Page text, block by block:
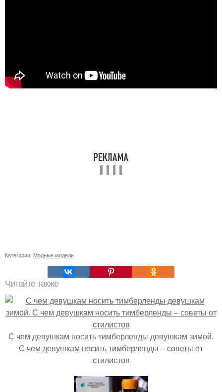
Категории: Модные модели
Читайте также
С чем девушкам носить тимберленды девушкам зимой.
С чем девушкам носить тимберленды – советы от
стилистов